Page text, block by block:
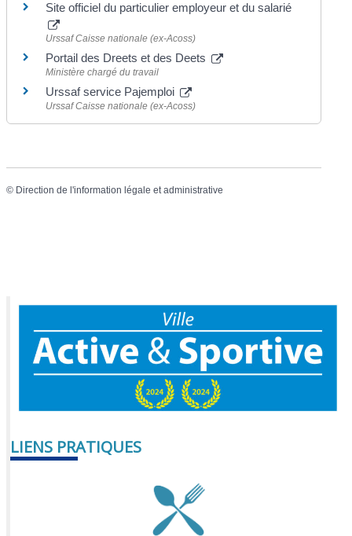
Site officiel du particulier employeur et du salarié
Urssaf Caisse nationale (ex-Acoss)
Portail des Dreets et des Deets
Ministère chargé du travail
Urssaf service Pajemploi
Urssaf Caisse nationale (ex-Acoss)
© Direction de l'information légale et administrative
LIENS PRATIQUES